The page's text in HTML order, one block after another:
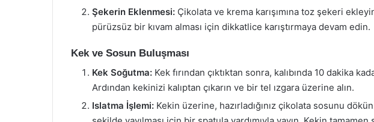
Şekerin Eklenmesi: Çikolata ve krema karışımına toz şekeri
pürüzsüz bir kıvam alması için dikkatlice karıştırmaya devam edin.
Kek ve Sosun Buluşması
Kek Soğutma: Kek fırından çıktıktan sonra, kalıbında 10 dakika
Ardından kekinizi kalıptan çıkarın ve bir tel ızgara üzerine alın.
Islatma İşlemi: Kekin üzerine, hazırladığınız çikolata sosunu